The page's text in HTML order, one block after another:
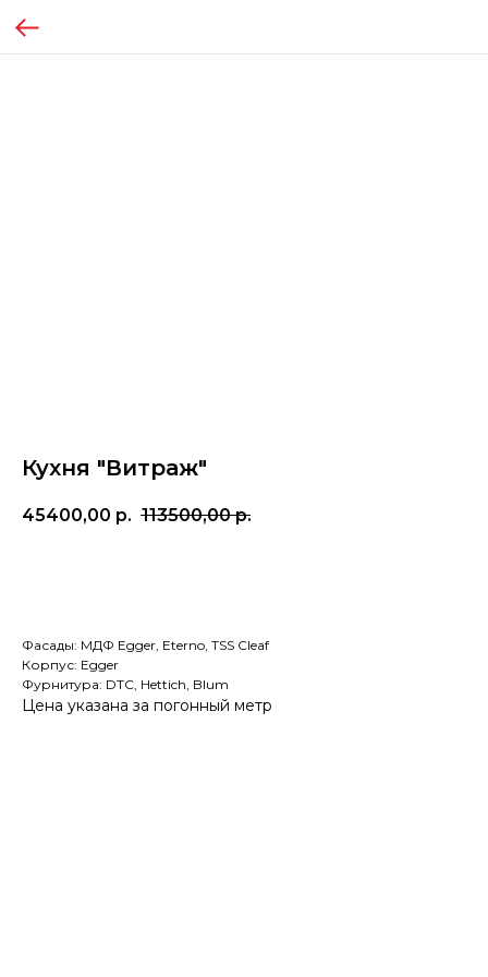
Кухня "Витраж"
45400,00 р. 113500,00 р.
Фасады: МДФ Egger, Eterno, TSS Cleaf
Корпус: Egger
Фурнитура: DTC, Hettich, Blum
Цена указана за погонный метр